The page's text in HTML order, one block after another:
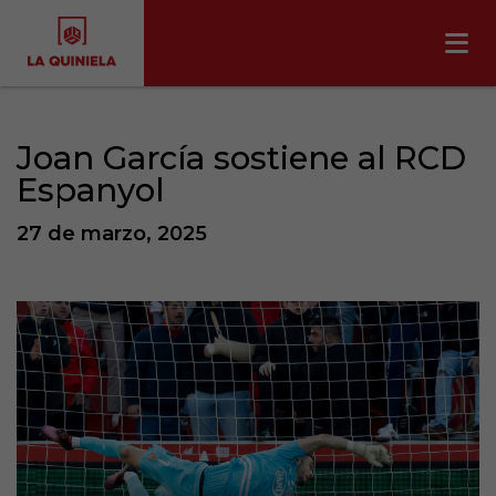
Joan García sostiene al RCD
Espanyol
27 de marzo, 2025